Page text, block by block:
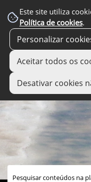
Este site utiliza
Política de cookies.
Personalizar
Aceitar todos os
Desativar cookies
links úteis